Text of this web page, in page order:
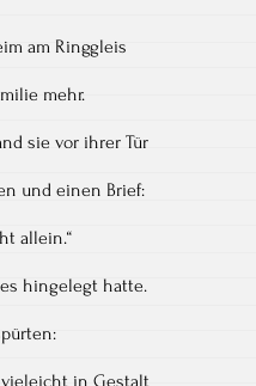
am Ringgleis
mehr.
sie vor ihrer Tür
und einen Brief:
allein.“
hingelegt hatte.
in Gestalt